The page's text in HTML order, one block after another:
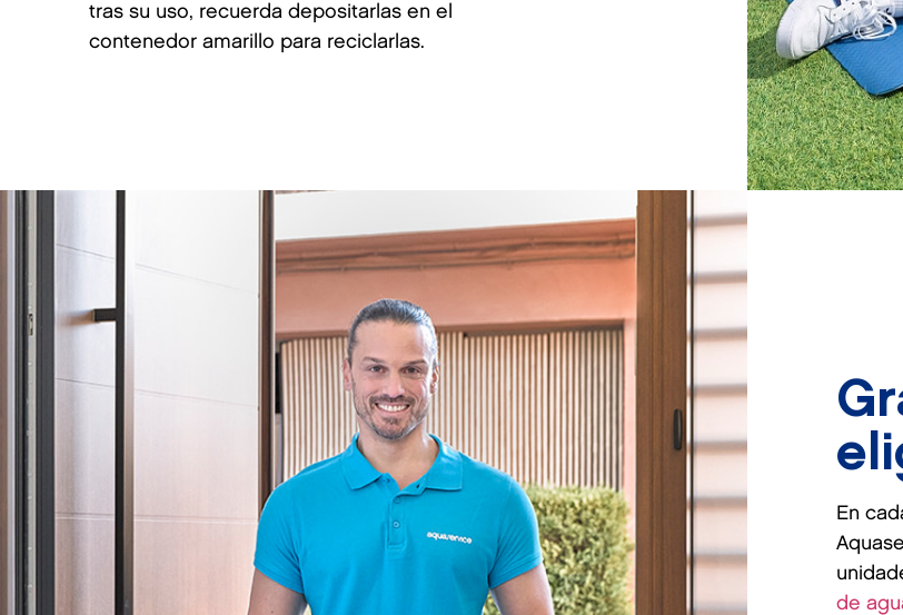
tras su uso, recuerda depositarlas en el
contenedor amarillo para reciclarlas.
En
de